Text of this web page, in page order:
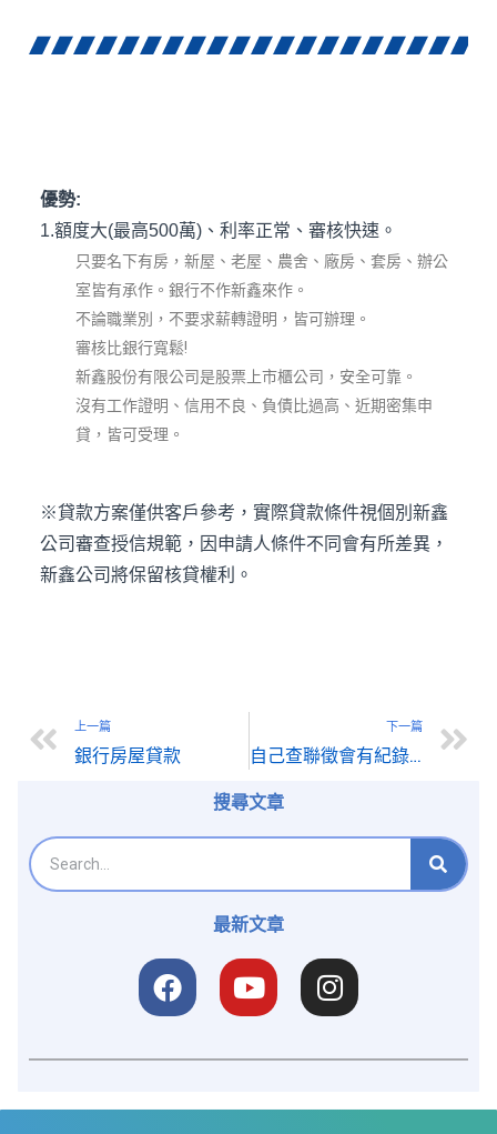
優勢:
1.額度大(最高500萬)、利率正常、審核快速。
只要名下有房，新屋、老屋、農舍、廠房、套房、辦公
室皆有承作。銀行不作新鑫來作。
不論職業別，不要求薪轉證明，皆可辦理。
審核比銀行寬鬆!
新鑫股份有限公司是股票上市櫃公司，安全可靠。
沒有工作證明、信用不良、負債比過高、近期密集申
貸，皆可受理。
※貸款方案僅供客戶參考，實際貸款條件視個別新鑫
公司審查授信規範，因申請人條件不同會有所差異，
新鑫公司將保留核貸權利。
上一篇
銀行房屋貸款
下一篇
自己查聯徵會有紀錄嗎？聯徵紀錄怎麼看？免費查詢聯徵分數方式一次看
搜尋文章
最新文章